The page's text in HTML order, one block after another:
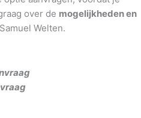
over de mogelijkheden en
Welten.